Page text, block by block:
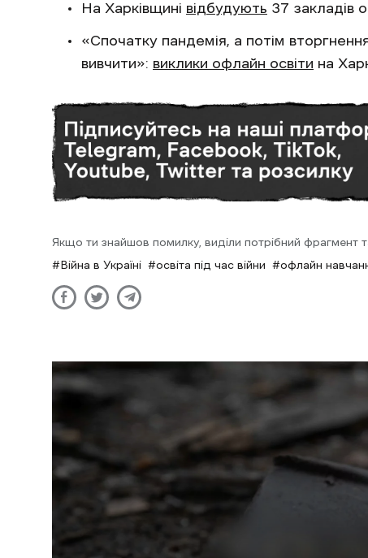
На Харківщині відбудують 37 закладів
«Спочатку пандемія, а потім
вивчити»: виклики офлайн освіти на
Якщо ти знайшов помилку, виділи потрібний фрагмент
Війна в Україні
освіта під час війни офлайн